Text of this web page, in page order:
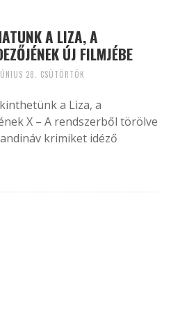
A LIZA, A
ÚJ FILMJÉBE
28. CSÜTÖRTÖK
a Liza, a
X – A rendszerből törölve
krimiket idéző